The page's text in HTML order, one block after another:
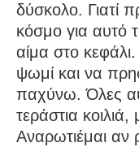
δύσκολο. Γιατί
κόσμο για αυτό
αίμα στο
ψωμί και να
παχύνω. Όλες
τεράστια
Αναρωτιέμαι αν